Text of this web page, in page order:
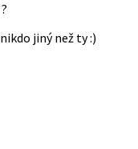
?
nikdo jiný než ty :)